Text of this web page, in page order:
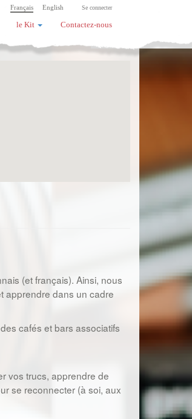
Se connecter
English
Français
le Kit Contactez-nous
(et français). Ainsi, nous
apprendre dans un cadre
cafés et bars associatifs
vos trucs, apprendre de
se reconnecter (à soi, aux